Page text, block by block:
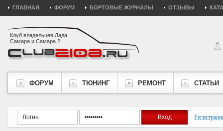
ГЛАВНАЯ ФОРУМ БОРТОВЫЕ ЖУРНАЛЫ ОТЗЫВЫ
Клуб владельцев Лада
Самара и Самара 2.
ФОРУМ ТЮНИНГ РЕМОНТ СТАТЬИ